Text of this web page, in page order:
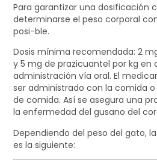
Para garantizar una dosificación
determinarse el peso corporal
posi-ble.
Dosis mínima recomendada: 2
y 5 mg de prazicuantel por kg en
administración vía oral. El
ser administrado con la comida
de comida. Así se asegura una
la enfermedad del gusano del
Dependiendo del peso del gato,
es la siguiente: